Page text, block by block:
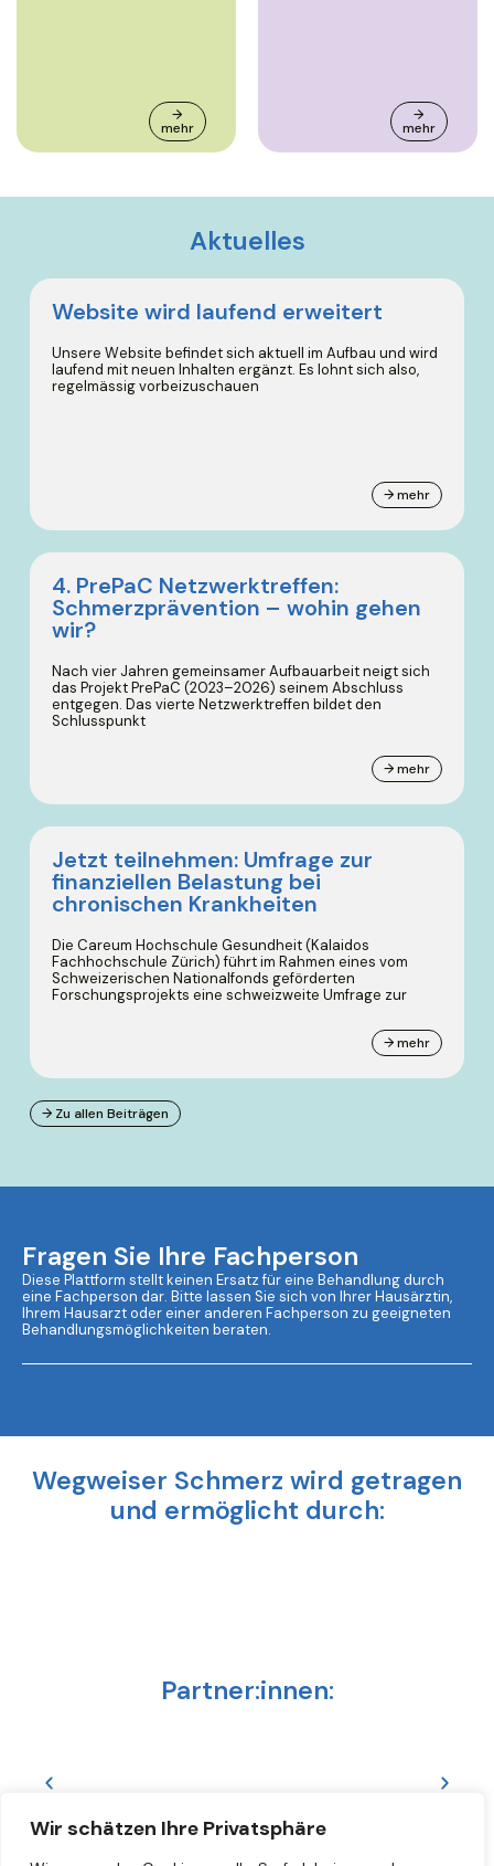
Wir schätzen Ihre Privatsphäre
→
mehr
→
mehr
Aktuelles
Website wird laufend erweitert
Unsere Website befindet sich aktuell im Aufbau und wird
laufend mit neuen Inhalten ergänzt. Es lohnt sich also,
regelmässig vorbeizuschauen
→ mehr
4. PrePaC Netzwerktreffen:
Schmerzprävention – wohin gehen
wir?
Nach vier Jahren gemeinsamer Aufbauarbeit neigt sich
das Projekt PrePaC (2023–2026) seinem Abschluss
entgegen. Das vierte Netzwerktreffen bildet den
Schlusspunkt
→ mehr
Jetzt teilnehmen: Umfrage zur
finanziellen Belastung bei
chronischen Krankheiten
Die Careum Hochschule Gesundheit (Kalaidos
Fachhochschule Zürich) führt im Rahmen eines vom
Schweizerischen Nationalfonds geförderten
Forschungsprojekts eine schweizweite Umfrage zur
→ mehr
→ Zu allen Beiträgen
Fragen Sie Ihre Fachperson
Diese Plattform stellt keinen Ersatz für eine Behandlung durch
eine Fachperson dar. Bitte lassen Sie sich von Ihrer Hausärztin,
Ihrem Hausarzt oder einer anderen Fachperson zu geeigneten
Behandlungsmöglichkeiten beraten.
Wegweiser Schmerz wird getragen
und ermöglicht durch:
Partner:innen: